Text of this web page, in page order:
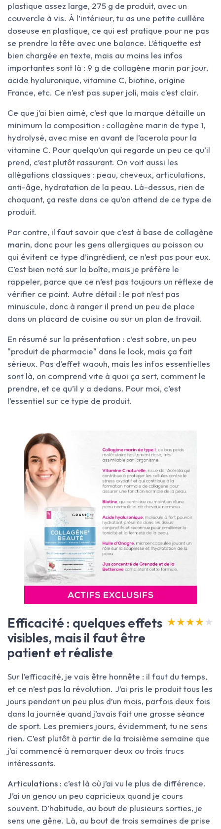
plastique assez large, 275 g de produit, avec un
couvercle à vis. À l’intérieur, tu as une petite cuillère
doseuse en plastique, ce qui est pratique pour ne pas
se prendre la tête avec une balance. L’étiquette est
bien chargée en texte, mais au moins les infos
importantes sont là : 9 g de collagène marin par jour,
acide hyaluronique, vitamine C, biotine, origine
France, etc. Ce n’est pas super joli, mais c’est clair.
Ce que j’ai bien aimé, c’est que la marque détaille un
minimum la composition : collagène marin de type 1,
hydrolysé, avec mise en avant de l’acerola pour la
vitamine C. Pour quelqu’un qui regarde un peu ce qu’il
prend, c’est plutôt rassurant. On voit aussi les
allégations classiques : peau, cheveux, articulations,
anti-âge, hydratation de la peau. Là-dessus, rien de
choquant, ça reste dans ce qu’on attend de ce type de
produit.
Par contre, il faut savoir que c’est à base de collagène
marin, donc pour les gens allergiques au poisson ou
qui évitent ce type d’ingrédient, ce n’est pas pour eux.
C’est bien noté sur la boîte, mais je préfère le
rappeler, parce que ce n’est pas toujours un réflexe de
vérifier ce point. Autre détail : le pot n’est pas
minuscule, donc à ranger il prend un peu de place
dans un placard de cuisine ou sur un plan de travail.
En résumé sur la présentation : c’est sobre, un peu
"produit de pharmacie" dans le look, mais ça fait
sérieux. Pas d’effet waouh, mais les infos essentielles
sont là, on comprend vite à quoi ça sert, comment le
prendre, et ce qu’il y a dedans. Pour moi, c’est
l’essentiel sur ce type de produit.
Efficacité : quelques effets
visibles, mais il faut être
patient et réaliste
★★★★★
★★★★★
Sur l’efficacité, je vais être honnête : il faut du temps,
et ce n’est pas la révolution. J’ai pris le produit tous les
jours pendant un peu plus d’un mois, parfois deux fois
dans la journée quand j’avais fait une grosse séance
de sport. Les premiers jours, évidemment, tu ne sens
rien. C’est plutôt à partir de la troisième semaine que
j’ai commencé à remarquer deux ou trois trucs
intéressants.
Articulations : c’est là où j’ai vu le plus de différence.
J’ai un genou un peu capricieux quand je cours
souvent. D’habitude, au bout de plusieurs sorties, je
sens une gêne. Là, au bout de trois semaines de prise